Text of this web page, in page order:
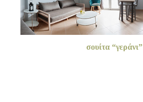
σουίτα “γεράνι”